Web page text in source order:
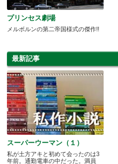
プリンセス劇場
メルボルンの第二帝国様式の傑作!!
最新記事
スーパーウーマン（１）
私が土方アキと初めて会ったのは3
年前。通勤電車の中だった。満員